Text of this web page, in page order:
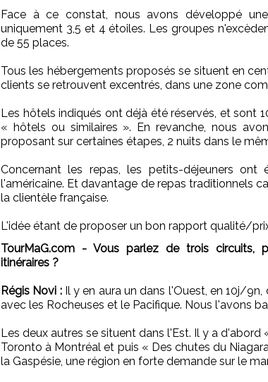
Face à ce constat, nous avons développé
uniquement 3,5 et 4 étoiles. Les groupes
de 55 places.
Tous les hébergements proposés se situent en
clients se retrouvent excentrés, dans une zone
Les hôtels indiqués ont déjà été réservés, et sont
« hôtels ou similaires ». En revanche, nous
proposant sur certaines étapes, 2 nuits dans le
Concernant les repas, les petits-déjeuners
l'américaine. Et davantage de repas traditionnels
la clientèle française.
L'idée étant de proposer un bon rapport qualité/
TourMaG.com - Vous parlez de trois circuits,
itinéraires ?
Régis Novi :Il y en aura un dans l'Ouest, en 10j/9n,
avec les Rocheuses et le Pacifique. Nous l'avons
Les deux autres se situent dans l'Est. Il y a
Toronto à Montréal et puis « Des chutes du
la Gaspésie, une région en forte demande sur le